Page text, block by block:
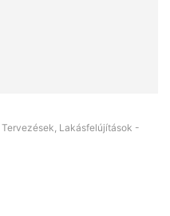
Lakásfelújítások -